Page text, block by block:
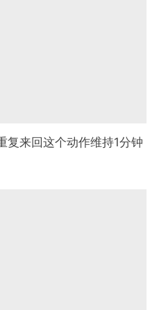
复来回这个动作维持1分钟